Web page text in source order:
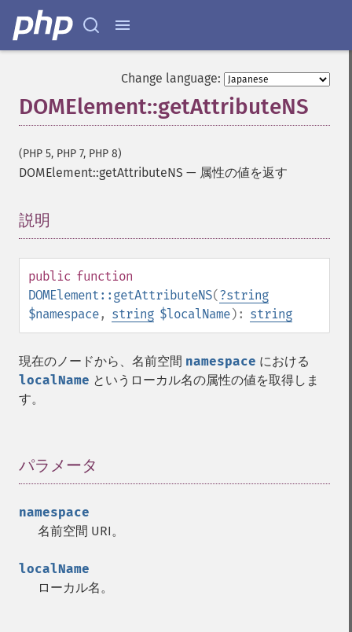
Change language:
DOMElement::getAttributeNS
(PHP 5, PHP 7, PHP 8)
DOMElement::getAttributeNS — 属性の値を返す
説明
public function
DOMElement::getAttributeNS(?string
$namespace, string $localName): string
現在のノードから、名前空間 namespace における
localName というローカル名の属性の値を取得しま
す。
パラメータ
namespace
名前空間 URI。
localName
ローカル名。